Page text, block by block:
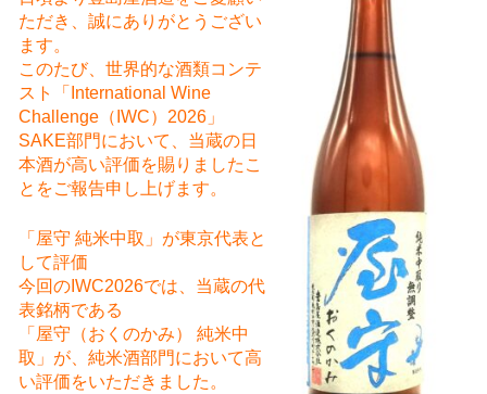
ただき、誠にありがとうござい
ます。
このたび、世界的な酒類コンテ
スト「International Wine
Challenge（IWC）2026」
SAKE部門において、当蔵の日
本酒が高い評価を賜りましたこ
とをご報告申し上げます。
「屋守 純米中取」が東京代表と
して評価
今回のIWC2026では、当蔵の代
表銘柄である
「屋守（おくのかみ） 純米中
取」が、純米酒部門において高
い評価をいただきました。